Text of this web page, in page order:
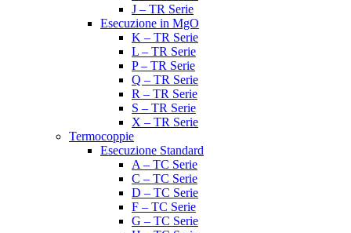
J – TR Serie
Esecuzione in MgO
K – TR Serie
L – TR Serie
P – TR Serie
Q – TR Serie
R – TR Serie
S – TR Serie
X – TR Serie
Termocoppie
Esecuzione Standard
A – TC Serie
C – TC Serie
D – TC Serie
F – TC Serie
G – TC Serie